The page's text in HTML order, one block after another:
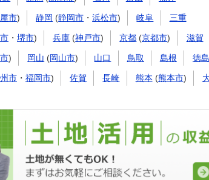
市) 静岡 (静岡市 ・浜松市) 岐阜 三重
・ 堺市) 兵庫 (神戸市) 京都 (京都市) 滋賀
) 岡山 (岡山市) 山口 鳥取 島根 徳島
市 ・ 福岡市) 佐賀 長崎 熊本 (熊本市)